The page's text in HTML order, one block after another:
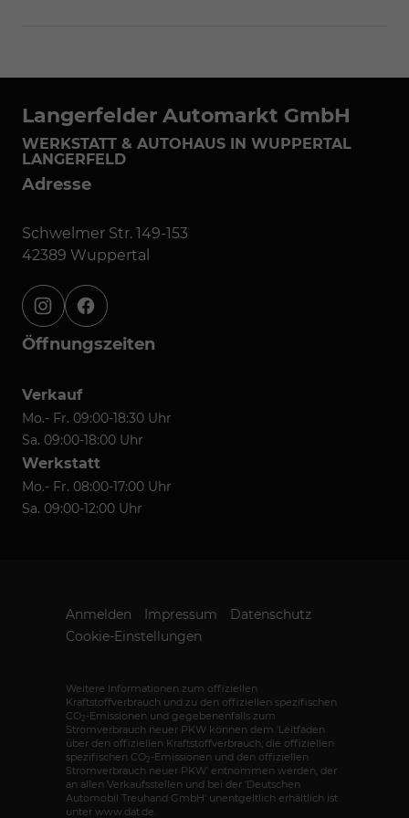
Langerfelder Automarkt GmbH
WERKSTATT & AUTOHAUS IN WUPPERTAL
LANGERFELD
Adresse
Schwelmer Str. 149-153
42389 Wuppertal
instagramfacebook
Öffnungszeiten
Verkauf
Mo.- Fr. 09:00-18:30 Uhr
Sa. 09:00-18:00 Uhr
Werkstatt
Mo.- Fr. 08:00-17:00 Uhr
Sa. 09:00-12:00 Uhr
Anmelden Impressum
Datenschutz
Cookie-Einstellungen
Weitere Informationen zum offiziellen
Kraftstoffverbrauch und zu den offiziellen spezifischen
CO2 -Emissionen und gegebenenfalls zum
Stromverbrauch neuer PKW können dem 'Leitfaden
über den offiziellen Kraftstoffverbrauch, die offiziellen
spezifischen CO2 -Emissionen und den offiziellen
Stromverbrauch neuer PKW' entnommen werden, der
an allen Verkaufsstellen und bei der 'Deutschen
Automobil Treuhand GmbH' unentgeltlich erhältlich ist
unter www.dat.de.